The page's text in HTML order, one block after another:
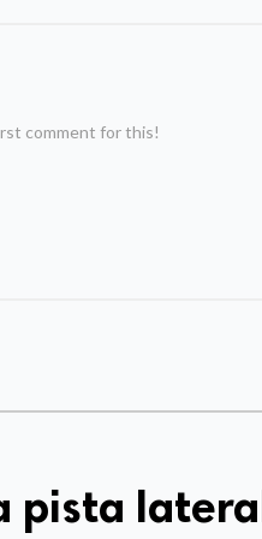
comment for this!
pista